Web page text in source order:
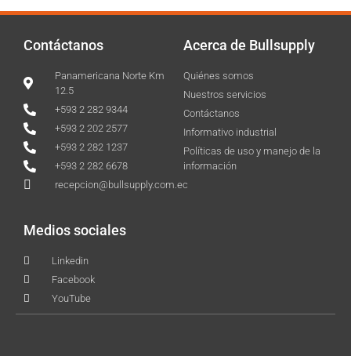
Contáctanos
Panamericana Norte Km
12.5
+593 2 282 9344
+593 2 202 2577
+593 2 282 1237
+593 2 282 6678
recepcion@bullsupply.com.ec
Acerca de Bullsupply
Quiénes somos
Nuestros servicios
Contáctanos
Informativo industrial
Políticas de uso y manejo de la
información
Medios sociales
Linkedin
Facebook
YouTube